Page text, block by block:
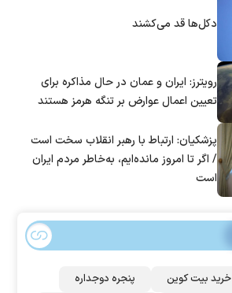
دکل‌ها قد می‌کشند
رویترز: ایران و عمان در حال مذاکره برای
تعیین اعمال عوارض بر تنگه هرمز هستند
پزشکیان: ارتباط با رهبر انقلاب سخت است
/ اگر تا امروز مانده‌ایم، به‌خاطر مردم ایران
است
خرید بیت کوین
پنجره دوجداره